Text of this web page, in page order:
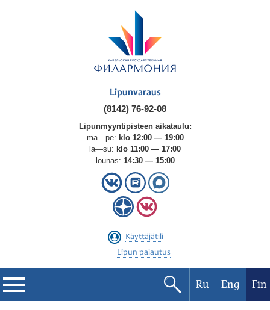
Lipunvaraus
(8142) 76-92-08
Lipunmyyntipisteen aikataulu:
ma—pe: klo 12:00 — 19:00
la—su: klo 11:00 — 17:00
lounas: 14:30 — 15:00
Käyttäjätili
Lipun palautus
Ru Eng Fin